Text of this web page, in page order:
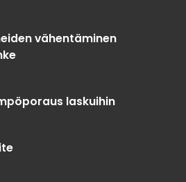
vähentäminen
laskuihin